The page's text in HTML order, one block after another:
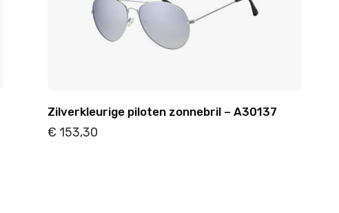
Zilverkleurige piloten zonnebril – A30137
€ 153,30